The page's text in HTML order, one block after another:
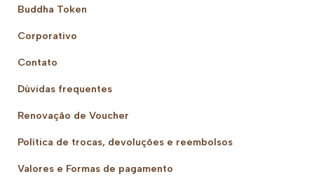
Buddha Token
Corporativo
Contato
Dúvidas frequentes
Renovação de Voucher
Política de trocas, devoluções e reembolsos
Valores e Formas de pagamento